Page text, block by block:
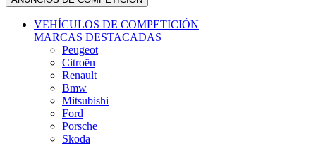
VEHÍCULOS DE COMPETICIÓN
MARCAS DESTACADAS
Peugeot
Citroën
Renault
Bmw
Mitsubishi
Ford
Porsche
Skoda
OTRAS MARCAS